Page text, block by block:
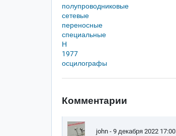
полупроводниковые
сетевые
переносные
специальные
Н
1977
осцилографы
Комментарии
john - 9 декабря 2022 17:00